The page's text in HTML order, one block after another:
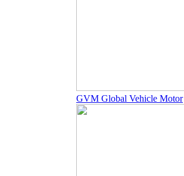
GVM Global Vehicle Motor